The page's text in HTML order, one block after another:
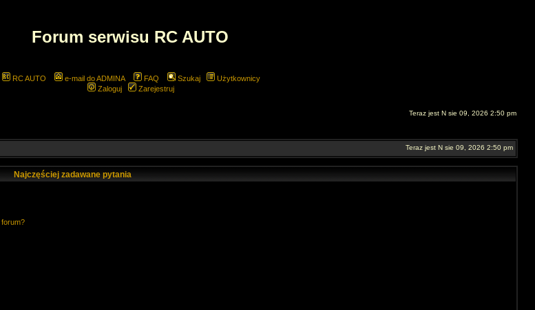
Forum serwisu RC AUTO
RC AUTO e-mail do ADMINA FAQ Szukaj
Użytkownicy
Zaloguj
Zarejestruj
Teraz jest N sie 09, 2026 2:50 pm
Teraz jest N sie 09, 2026 2:50 pm
Najczęściej zadawane pytania